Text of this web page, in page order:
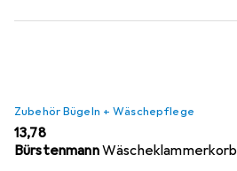
Zubehör Bügeln + Wäschepflege
EUR
13,78
BürstenmannWäscheklammerkorb